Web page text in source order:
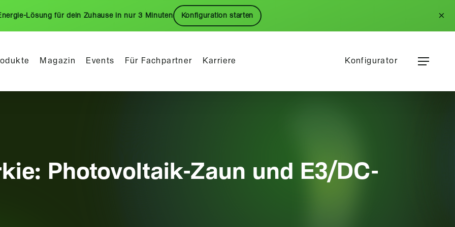
Lösung für dein Zuhause in nur 3 Minuten Konfiguration starten ×
Magazin Events Für Fachpartner Karriere Konfigurator Menu
Photovoltaik-Zaun und E3/DC-